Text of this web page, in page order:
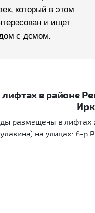
который в этом
и ищет
с домом.